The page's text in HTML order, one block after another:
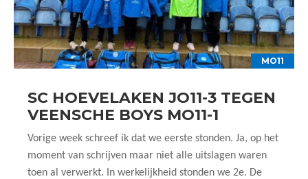
MO11
SC HOEVELAKEN JO11-3 TEGEN
VEENSCHE BOYS MO11-1
Vorige week schreef ik dat we eerste stonden. Ja, op het
moment van schrijven maar niet alle uitslagen waren
toen al verwerkt. In werkelijkheid stonden we 2e. De